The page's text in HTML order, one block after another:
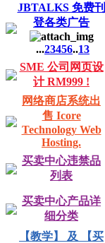
JBTALKS 免费刊
登各类广告
...23456..13
SME 公司网页设
计 RM999 !
网络商店系统出
售 Icore
Technology Web
Hosting.
买卖中心违禁品
列表
买卖中心产品详
细分类
【教学】 及 【买